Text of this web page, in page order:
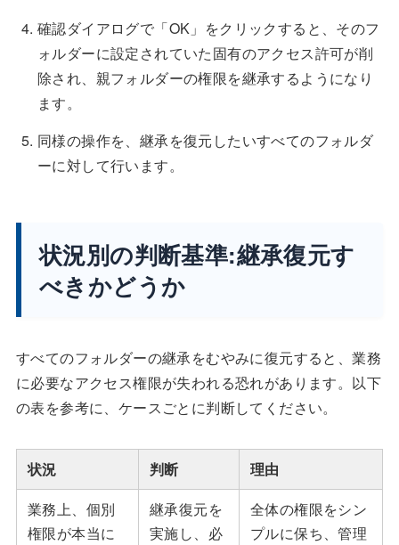
確認ダイアログで「OK」をクリックすると、そのフ
ォルダーに設定されていた固有のアクセス許可が削
除され、親フォルダーの権限を継承するようになり
ます。
同様の操作を、継承を復元したいすべてのフォルダ
ーに対して行います。
状況別の判断基準:継承復元す
べきかどうか
すべてのフォルダーの継承をむやみに復元すると、業務
に必要なアクセス権限が失われる恐れがあります。以下
の表を参考に、ケースごとに判断してください。
状況 判断
理由
業務上、個別
権限が本当に
継承復元を
実施し、必
全体の権限をシン
プルに保ち、管理